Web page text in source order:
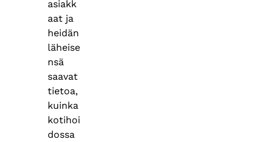
asiakk
aat ja
heidän
läheise
nsä
saavat
tietoa,
kuinka
kotihoi
dossa